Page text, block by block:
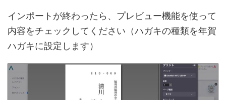
インポートが終わったら、プレビュー機能を使って
内容をチェックしてください（ハガキの種類を年賀
ハガキに設定します）